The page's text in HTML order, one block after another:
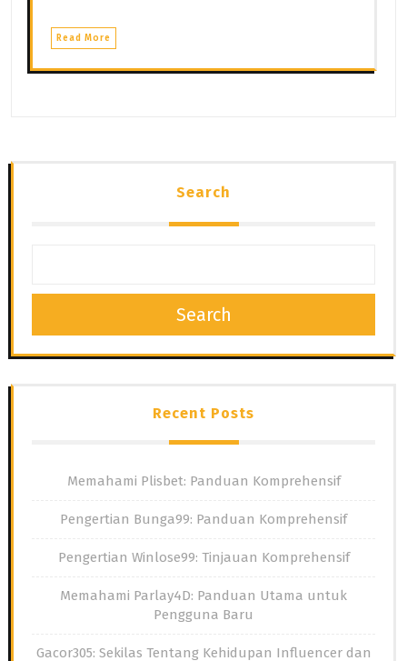
Read More
Search
Search
Recent Posts
Memahami Plisbet: Panduan Komprehensif
Pengertian Bunga99: Panduan Komprehensif
Pengertian Winlose99: Tinjauan Komprehensif
Memahami Parlay4D: Panduan Utama untuk
Pengguna Baru
Gacor305: Sekilas Tentang Kehidupan Influencer dan